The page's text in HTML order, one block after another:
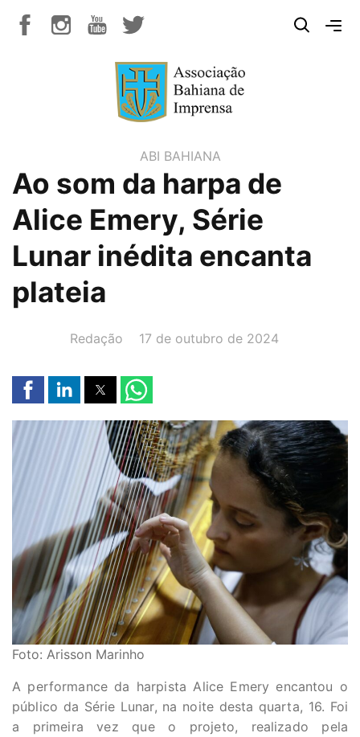
ABI BAHIANA
Ao som da harpa de
Alice Emery, Série
Lunar inédita encanta
plateia
AUTOR(A):
Redação DATA:
17 de outubro de 2024
Foto: Arisson Marinho
A performance da harpista Alice Emery encantou o
público da Série Lunar, na noite desta quarta, 16. Foi
a primeira vez que o projeto, realizado pela